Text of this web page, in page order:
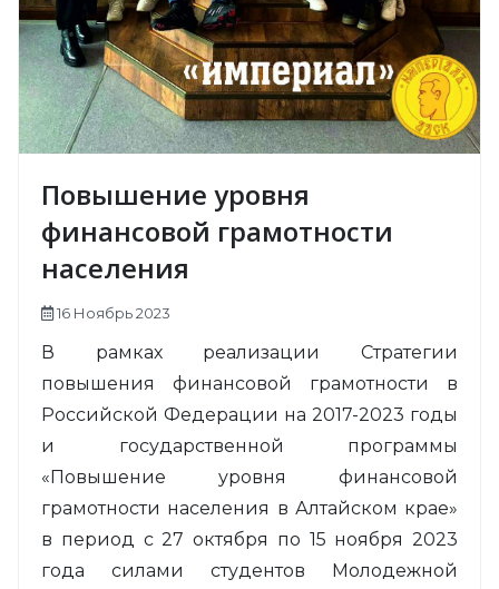
Повышение уровня
финансовой грамотности
населения
16 Ноябрь 2023
В рамках реализации Стратегии
повышения финансовой грамотности в
Российской Федерации на 2017-2023 годы
и государственной программы
«Повышение уровня финансовой
грамотности населения в Алтайском крае»
в период с 27 октября по 15 ноября 2023
года силами студентов Молодежной